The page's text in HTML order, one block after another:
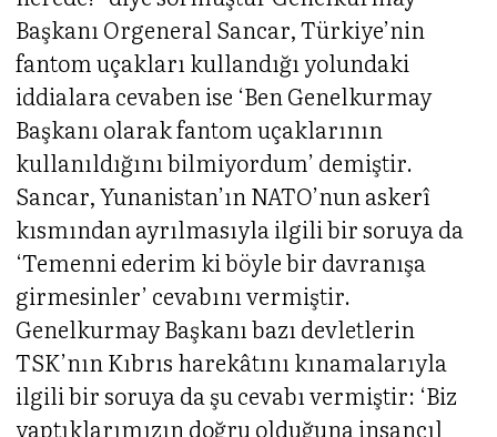
Başkanı Orgeneral Sancar, Türkiye’nin
fantom uçakları kullandığı yolundaki
iddialara cevaben ise ‘Ben Genelkurmay
Başkanı olarak fantom uçaklarının
kullanıldığını bilmiyordum’ demiştir.
Sancar, Yunanistan’ın NATO’nun askerî
kısmından ayrılmasıyla ilgili bir soruya da
‘Temenni ederim ki böyle bir davranışa
girmesinler’ cevabını vermiştir.
Genelkurmay Başkanı bazı devletlerin
TSK’nın Kıbrıs harekâtını kınamalarıyla
ilgili bir soruya da şu cevabı vermiştir: ‘Biz
yaptıklarımızın doğru olduğuna insancıl